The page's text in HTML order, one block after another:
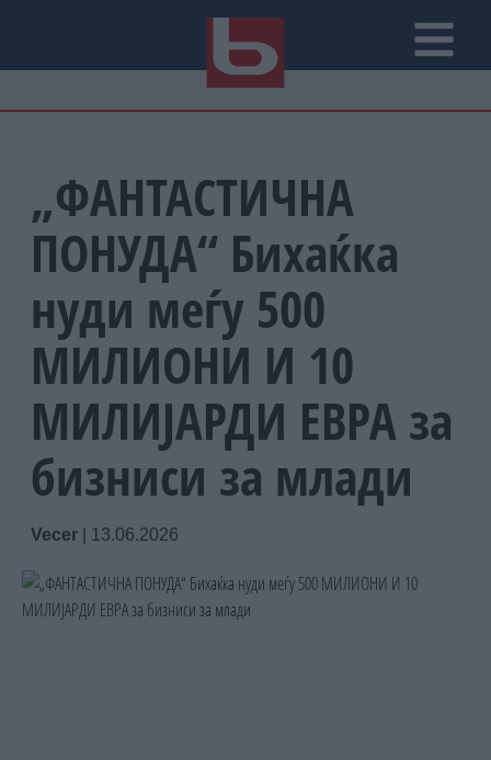
„ФАНТАСТИЧНА
ПОНУДА“ Бихаќка
нуди меѓу 500
МИЛИОНИ И 10
МИЛИЈАРДИ ЕВРА за
бизниси за млади
Vecer 13.06.2026